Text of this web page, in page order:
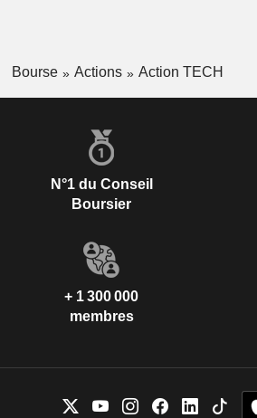
Bourse Actions Action TECH
N°1 du Conseil
Boursier
+ 1 300 000
membres